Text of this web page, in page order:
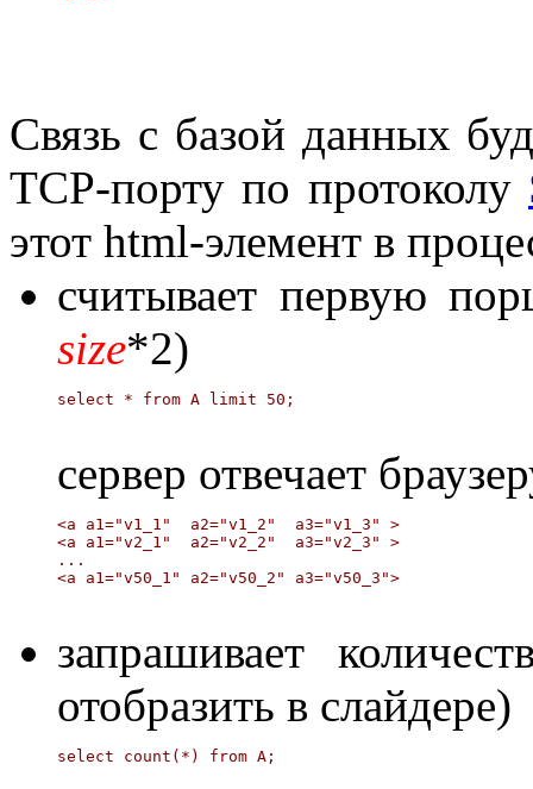
Связь с базой данных
TCP-порту по протоколу
этот html-элемент в
считывает первую
size*2)
сервер отвечает
<a a1="v1_1"  a2="v1_2"  a3="v1_3" >
<a a1="v2_1"  a2="v2_2"  a3="v2_3" >
...
запрашивает
отобразить в слайдере)